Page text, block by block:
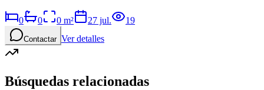
0 0 0 m² 27 jul. 19
Contactar Ver detalles
Búsquedas relacionadas